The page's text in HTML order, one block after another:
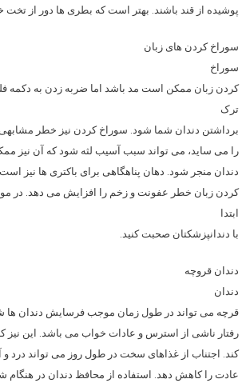
پوشیده از قند باشند. بهتر است که بطری ها دور از تخت
سوراخ کردن های زبان
سوراخ
کردن زبان ممکن است مد باشد اما ضربه زدن به دکمه
ترک
برداشتن دندان شما شود. سوراخ کردن نیز خطر مشابهی
را می ساید، می تواند سبب آسیب لثه شود که آن نیز
دندان منجر شود. دهان پناهگاهی برای باکتری ها نیز است
کردن زبان خطر عفونت و زخم را افزایش می دهد. در
ابتدا
با دندانپزشکتان صحبت کنید.
دندان قروچه
دندان
قرچه می تواند در طول زمان موجب فرسایش دندان ها
رفتار ناشی از استرس و عادات خواب می باشد. این
کند. اجتناب از غذاهای سخت در طول روز می تواند درد
عادت را کاهش دهد. استفاده از محافظ دندان در